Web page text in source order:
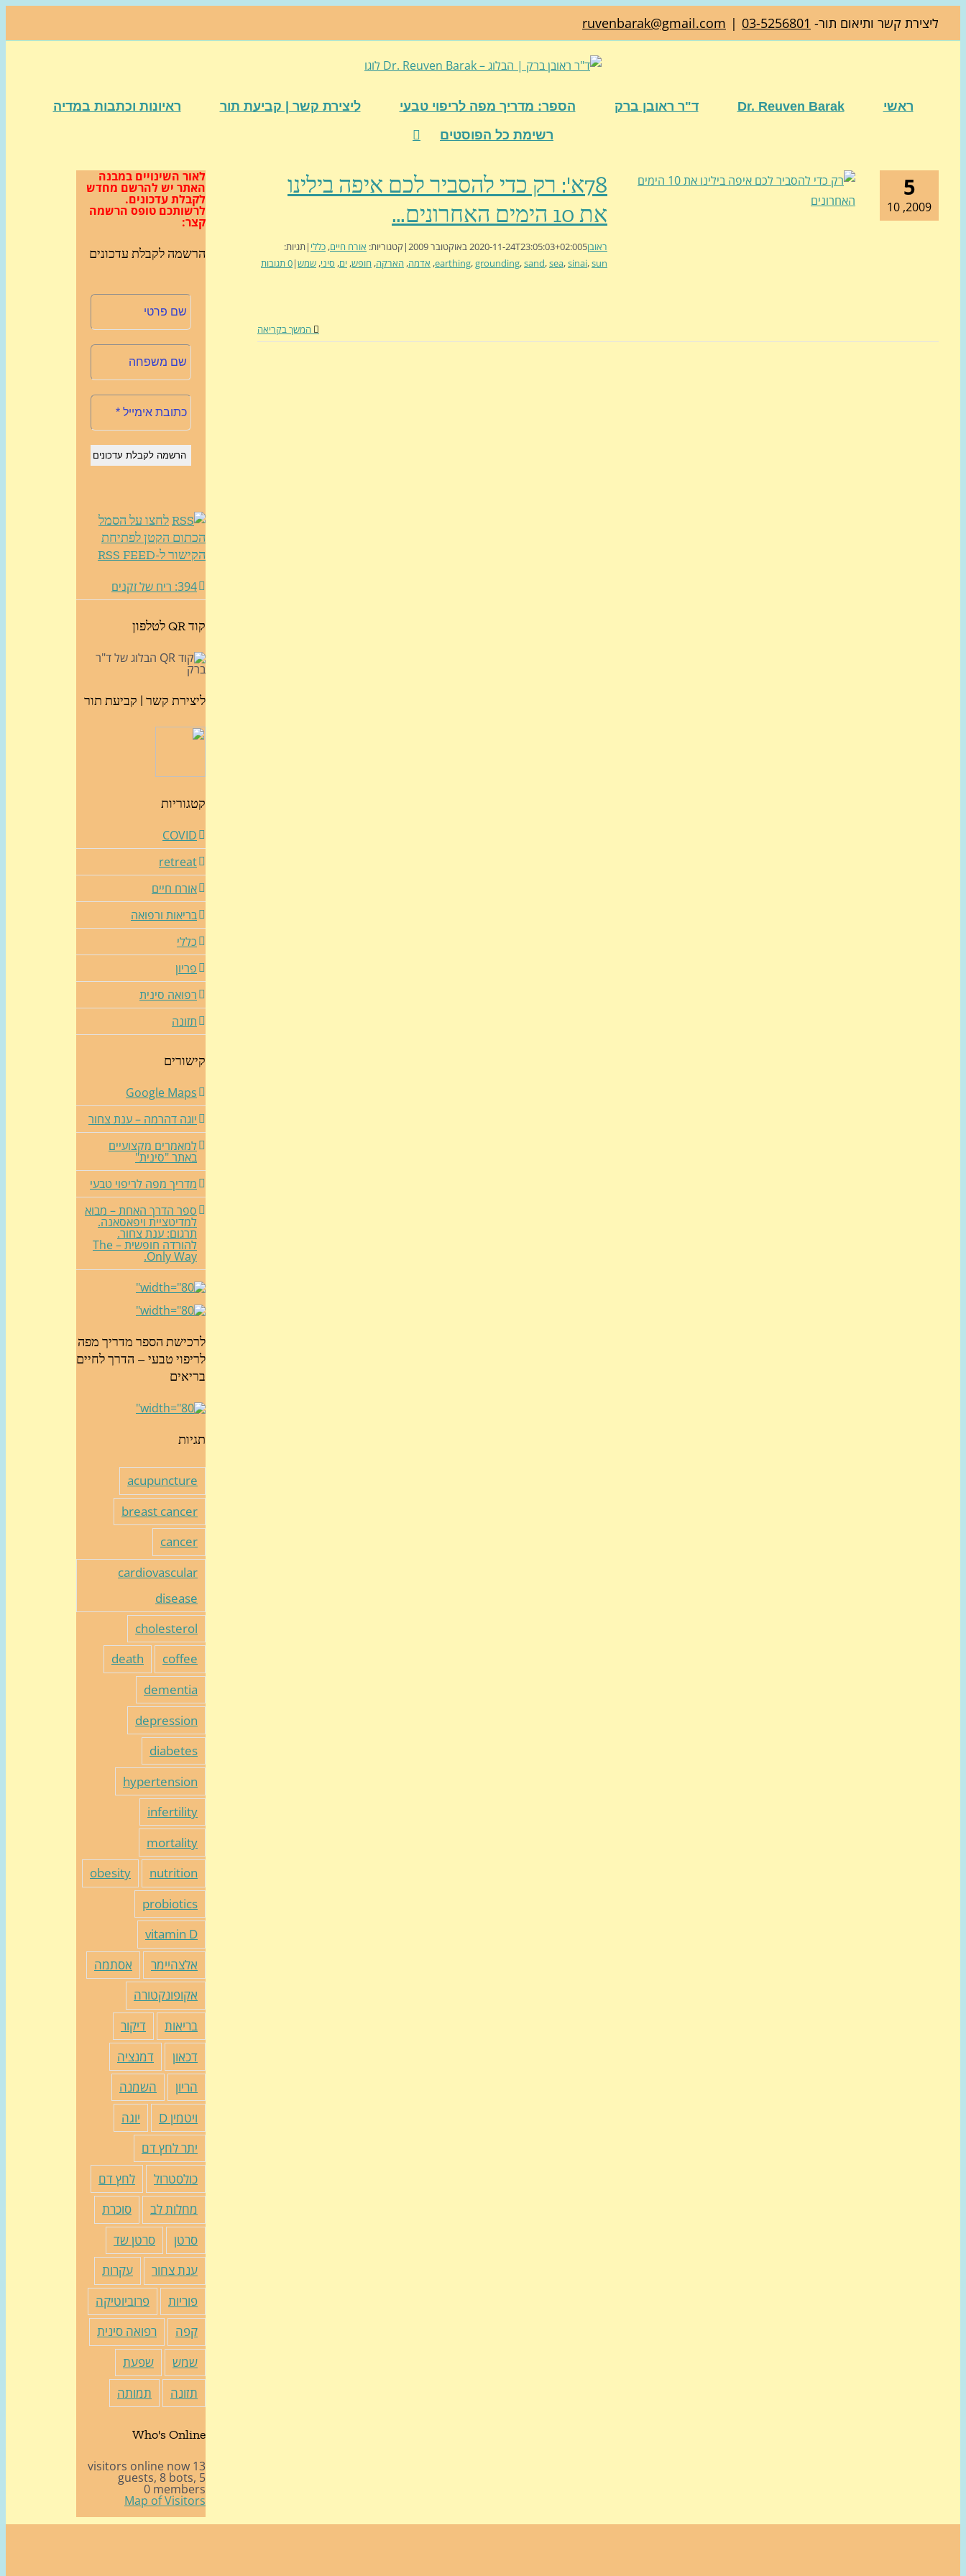
ליצירת קשר ותיאום תור- 03-5256801
|
ruvenbarak@gmail.com
ראשי Dr. Reuven Barak ד"ר ראובן ברק הספר: מדריך מפה לריפוי טבעי ליצירת קשר | קביעת תור
ראיונות וכתבות במדיה
רשימת כל הפוסטים
5
2009, 10
78א': רק כדי להסביר לכם איפה בילינו
את 10 הימים האחרונים…
ראובן 2020-11-24T23:05:03+02:005 באוקטובר 2009 |קטגוריות: אורח חיים, כללי |תגיות:
earthing,grounding,sand,sea,sinai,sun
, אדמה, הארקה, חופש, ים, סיני, שמש|0 תגובות
המשך בקריאה
לאור השינויים במבנה
האתר יש להרשם מחדש
לקבלת עדכונים.
לרשותכם טופס הרשמה
קצר:
הרשמה לקבלת עדכונים
לחצו על הסמל
הכתום הקטן לפתיחת
הקישור ל-RSS FEED
394: ריח של זקנים
קוד QR לטלפון
ליצירת קשר | קביעת תור
קטגוריות
COVID
retreat
אורח חיים
בריאות ורפואה
כללי
פריון
רפואה סינית
תזונה
קישורים
Google Maps
יוגה דהרמה – ענת צחור
למאמרים מקצועיים
באתר "סינית"
מדריך מפה לריפוי טבעי
ספר הדרך האחת – מבוא
למדיטציית ויפאסאנה.
תרגום: ענת צחור.
להורדה חופשית – The
Only Way.
לרכישת הספר מדריך מפה
לריפוי טבעי – הדרך לחיים
בריאים
תגיות
acupuncture
breast cancer
cancer
cardiovascular
disease
cholesterol
coffee
death
dementia
depression
diabetes
hypertension
infertility
mortality
nutrition
obesity
probiotics
vitamin D
אלצהיימר
אסתמה
אקופונקטורה
בריאות
דיקור
דכאון
דמנציה
הריון
השמנה
ויטמין D
יוגה
יתר לחץ דם
כולסטרול
לחץ דם
מחלות לב
סוכרת
סרטן
סרטן שד
ענת צחור
עקרות
פוריות
פרוביוטיקה
קפה
רפואה סינית
שמש
שפעת
תזונה
תמותה
Who's Online
13 visitors online now
5 guests,
8 bots,
0 members
Map of Visitors